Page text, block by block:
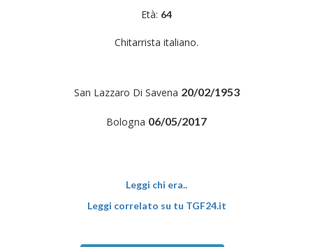
Età: 64
Chitarrista italiano.
San Lazzaro Di Savena 20/02/1953
Bologna 06/05/2017
Leggi chi era..
Leggi correlato su tu TGF24.it